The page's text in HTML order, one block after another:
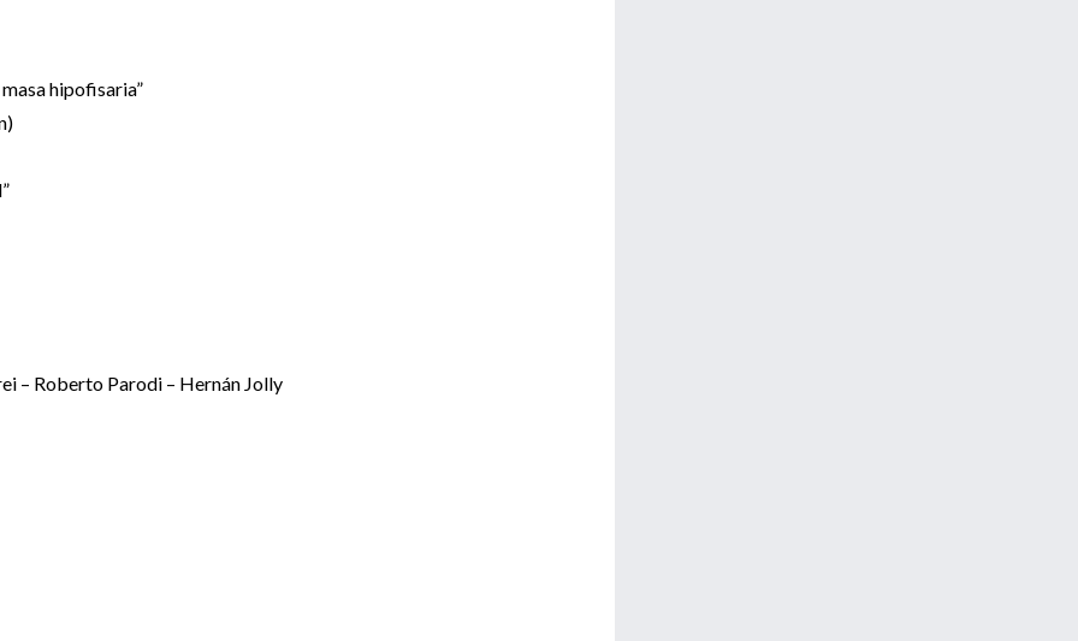
hipofisaria”
– Roberto Parodi – Hernán Jolly